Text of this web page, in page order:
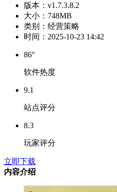
版本： v1.7.3.8.2
大小： 748MB
类别： 经营策略
时间： 2025-10-23 14:42
86°
软件热度
9.1
站点评分
8.3
玩家评分
立即下载
内容介绍